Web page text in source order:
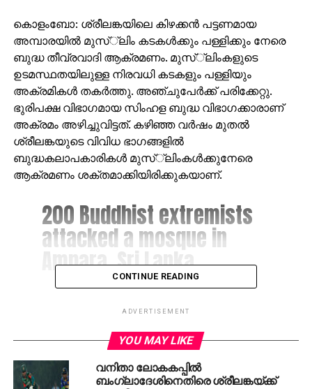
കൊളംബോ: ശ്രീലങ്കയിലെ കിഴക്കന്‍ പട്ടണമായ
അമ്പാരയില്‍ മുസ്്‌ലിം കടകള്‍ക്കും പള്ളിക്കും നേരെ
ബുദ്ധ തീവ്രവാദി ആക്രമണം. മുസ്്‌ലിംകളുടെ
ഉടമസ്ഥതയിലുള്ള നിരവധി കടകളും പള്ളിയും
അക്രമികള്‍ തകര്‍ത്തു. അഞ്ചുപേര്‍ക്ക് പരിക്കേറ്റു.
ഭുരിപക്ഷ വിഭാഗമായ സിംഹള ബുദ്ധ വിഭാഗക്കാരാണ്
അക്രമം അഴിച്ചുവിട്ടത്. കഴിഞ്ഞ വര്‍ഷം മുതല്‍
ശ്രീലങ്കയുടെ വിവിധ ഭാഗങ്ങളില്‍
ബുദ്ധകലാപകാരികള്‍ മുസ്്‌ലിംകള്‍ക്കുനേരെ
ആക്രമണം ശക്തമാക്കിയിരിക്കുകയാണ്.
200 Buddhist extremists
attacked a mosque in
Ampara, Sri Lanka.
(h/t DOAM)
pic.twitter.com/Z6VBwsqfnQ
— CJ Werleman
CONTINUE READING
ADVERTISEMENT
YOU MAY LIKE
വനിതാ ലോകകപ്പില്‍
ബംഗ്ലാദേശിനെതിരെ ശ്രീലങ്കയ്ക്ക്